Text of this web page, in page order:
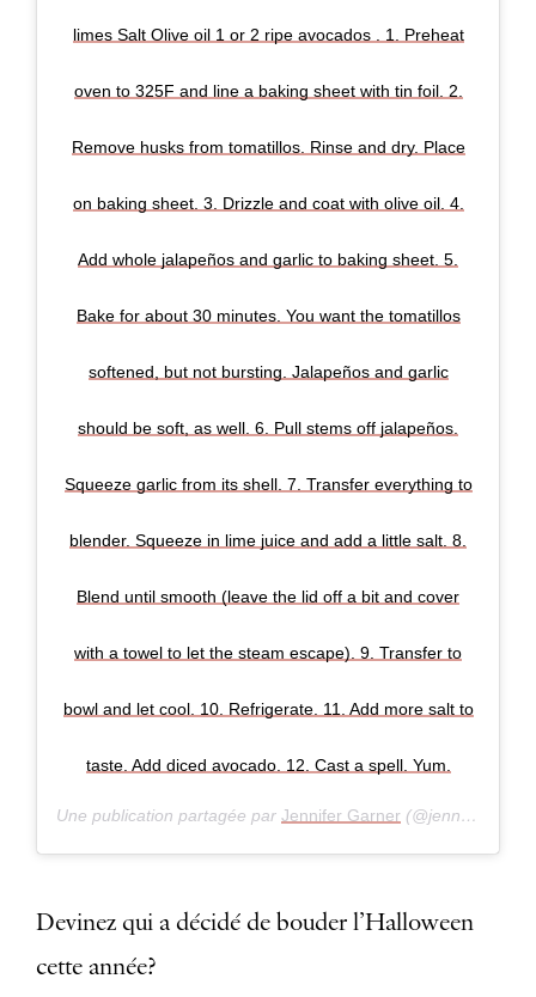
limes Salt Olive oil 1 or 2 ripe avocados . 1. Preheat
oven to 325F and line a baking sheet with tin foil. 2.
Remove husks from tomatillos. Rinse and dry. Place
on baking sheet. 3. Drizzle and coat with olive oil. 4.
Add whole jalapeños and garlic to baking sheet. 5.
Bake for about 30 minutes. You want the tomatillos
softened, but not bursting. Jalapeños and garlic
should be soft, as well. 6. Pull stems off jalapeños.
Squeeze garlic from its shell. 7. Transfer everything to
blender. Squeeze in lime juice and add a little salt. 8.
Blend until smooth (leave the lid off a bit and cover
with a towel to let the steam escape). 9. Transfer to
bowl and let cool. 10. Refrigerate. 11. Add more salt to
taste. Add diced avocado. 12. Cast a spell. Yum.
Une publication partagée par Jennifer Garner (@jennifer.garner) le
Devinez qui a décidé de bouder l’Halloween
cette année?